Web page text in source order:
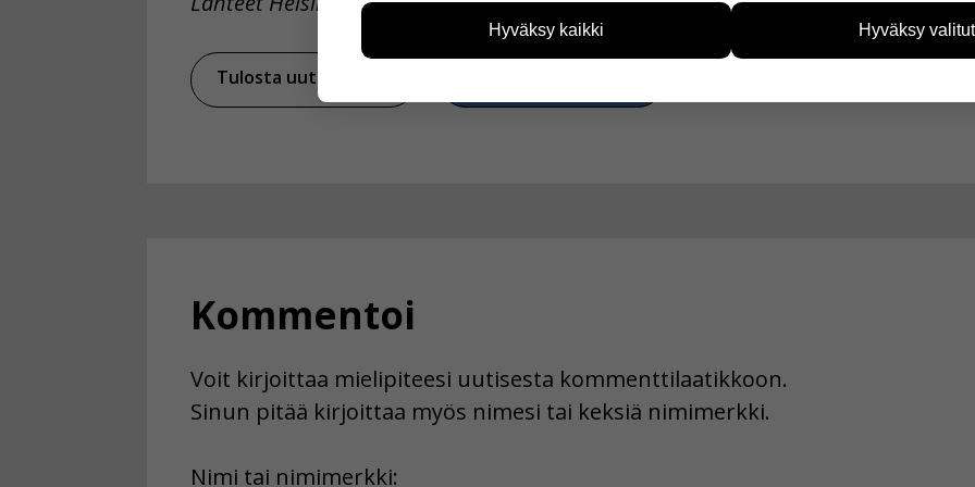
Tulosta uutinen
Kommentoi
Voit kirjoittaa mielipiteesi uutisesta kommenttilaatikkoon.
Sinun pitää kirjoittaa myös nimesi tai keksiä nimimerkki.
Nimi tai nimimerkki:
voimme kehittää sivustoamme vastaamaan paremmin käyttäjien tarpeita.
esimerkiksi kävijämääristä ja siitä, mitä sivuja käytetään ja miten sivuilla
kuitenkaan kerää henkilötietoja kuten nimiä, eikä tietoja voi yhdistää
Hyväksy kaikki Hyväksy valitut